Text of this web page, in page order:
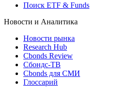
Виджет: Карта процентных ставок
ETF & Funds
Поиск ETF & Funds
Новости и Аналитика
Новости рынка
Research Hub